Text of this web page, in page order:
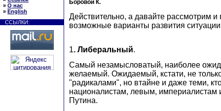
» О нас
» English
ССЫЛКИ:
Боровой К.
Действительно, а давайте рассмотрим и
возможные варианты развития
1. Либеральный.
Самый незамысловатый, наиболее
желаемый. Ожидаемый, кстати, не
"радикалами", но втайне и даже теми,
националистам, левым, империалистам
Путина.